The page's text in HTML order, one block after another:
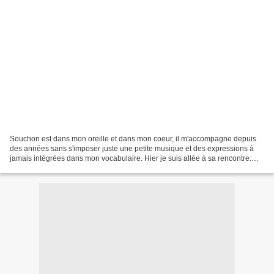
Souchon est dans mon oreille et dans mon coeur, il m'accompagne depuis
des années sans s'imposer juste une petite musique et des expressions à
jamais intégrées dans mon vocabulaire. Hier je suis allée à sa rencontre: